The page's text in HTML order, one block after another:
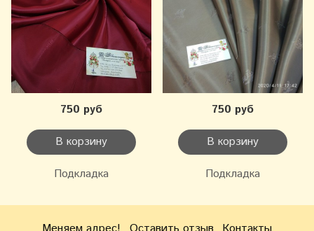
750 руб
В корзину
Подкладка
750 руб
В корзину
Подкладка